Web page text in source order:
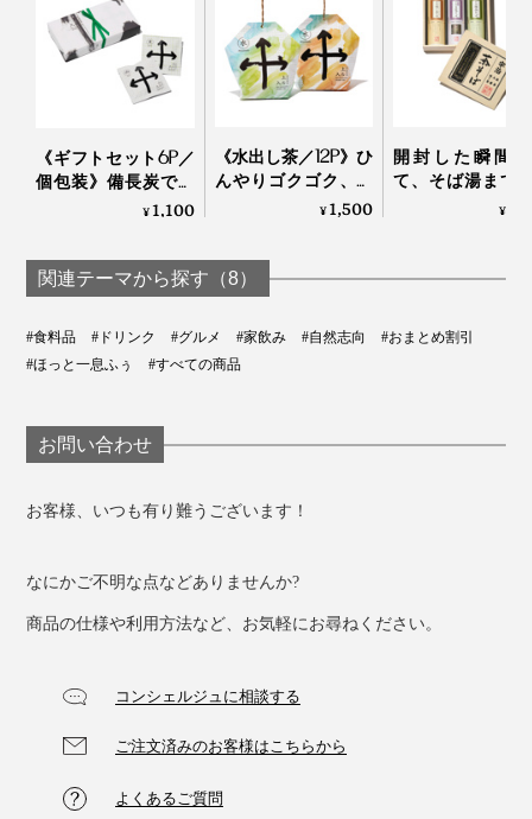
抹茶用の茶葉は、茶畑を遮光して栽培
そこでわかったのは、生産者数の激的な減少や高齢化と
いった、日本茶業界が危機的な状況に直面しているとい
海外で日本茶が注目されているということが、まったく
届いていなかったことにショックを受けました。
生産者の多くは英語を話せず、ネットやメールが得意で
内で消費されていたのです。
そして、旅の中で有機栽培を30年続ける茶農家と出会
い、その生産者、茶畑、茶葉に一目惚れ。真のオーガニ
《ギフトセット6P／
個包装》備長炭でて
いねいに炙った、お
（東／煎茶ベース、
西／ほうじ茶ベー
ル入ル
¥1,100
《水出し茶／12P》ひ
んやりゴクゴク、備
長炭でていねいに炙
「水出し緑茶・ほう
じ茶」｜京玄米茶 上
¥1,500
開封した瞬間
て、そば湯まで
しい。「茶師・
製麺×芳香園製茶
¥
関連テーマから探す（8）
#食料品 #ドリンク #グルメ #家飲み #自然志向
#おまとめ割引
#ほっと一息ふぅ
#すべての商品
お問い合わせ
お客様、いつも有り難うございます！
なにかご不明な点などありませんか?
商品の仕様や利用方法など、お気軽にお尋ねください。
コンシェルジュに相談する
ご注文済みのお客様はこちらから
よくあるご質問